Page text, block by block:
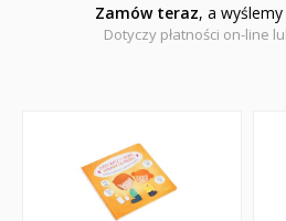
Zamów teraz, a
Dotyczy płatności on-line